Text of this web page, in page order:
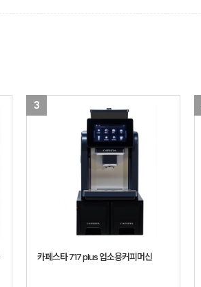
3
카페스타 717 plus 업소용커피머신